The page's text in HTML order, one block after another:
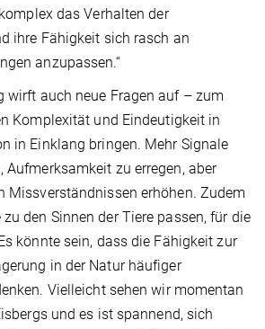
das Verhalten der
ihre Fähigkeit sich rasch an
anzupassen.“
wirft auch neue Fragen auf – zum
Komplexität und Eindeutigkeit in
in Einklang bringen. Mehr Signale
Aufmerksamkeit zu erregen, aber
Missverständnissen erhöhen. Zudem
den Sinnen der Tiere passen, für die
könnte sein, dass die Fähigkeit zur
in der Natur häufiger
Vielleicht sehen wir momentan
und es ist spannend, sich